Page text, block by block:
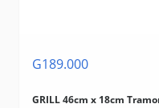
G189.000
GRILL 46cm x 18cm